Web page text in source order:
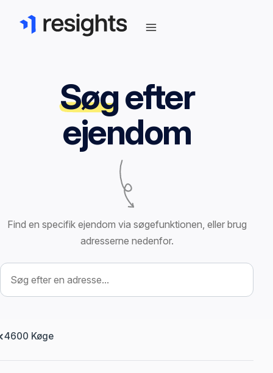
Søgefter
ejendom
Find en specifik ejendom via søgefunktionen, eller brug
adresserne nedenfor.
Søg efter ejendom
4600 Køge